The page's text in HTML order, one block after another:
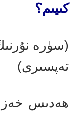
كىيىم؟
تەپسىرى)
ھەدىس